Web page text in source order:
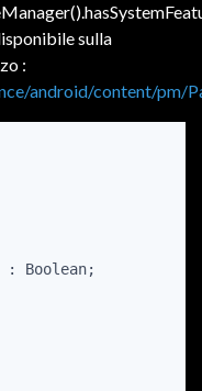
sulla
:
android/content/pm/
: Boolean;